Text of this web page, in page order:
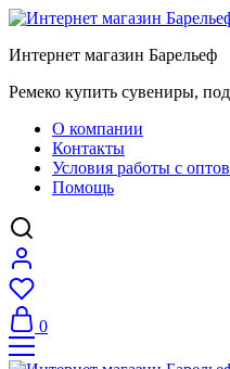
Интернет магазин Барельеф
Ремеко купить сувениры,
О компании
Контакты
Условия работы с
Помощь
0